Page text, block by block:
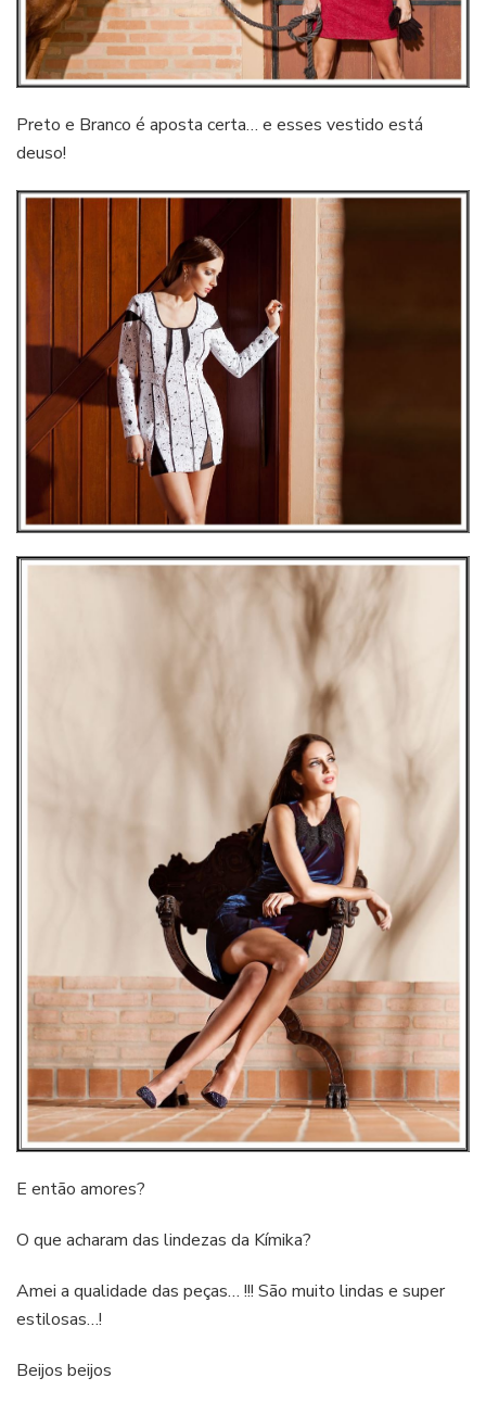
Preto e Branco é aposta certa… e esses vestido está
deuso!
E então amores?
O que acharam das lindezas da Kímika?
Amei a qualidade das peças… !!! São muito lindas e super
estilosas…!
Beijos beijos